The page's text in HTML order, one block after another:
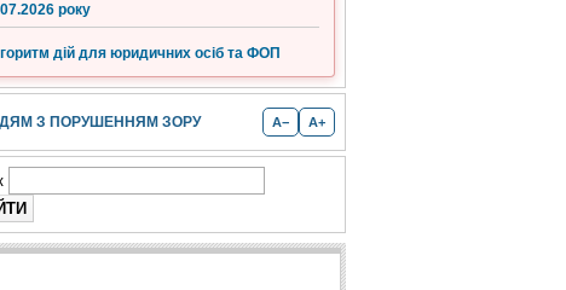
року
дій для юридичних осіб та ФОП
З ПОРУШЕННЯМ ЗОРУ A− A+